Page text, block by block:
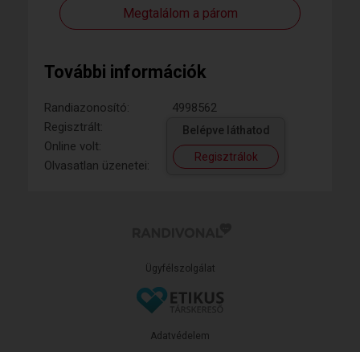
Megtalálom a párom
További információk
Randiazonosító:
4998562
Regisztrált:
Online volt:
Olvasatlan üzenetei:
Belépve láthatod
Regisztrálok
Ügyfélszolgálat
Adatvédelem